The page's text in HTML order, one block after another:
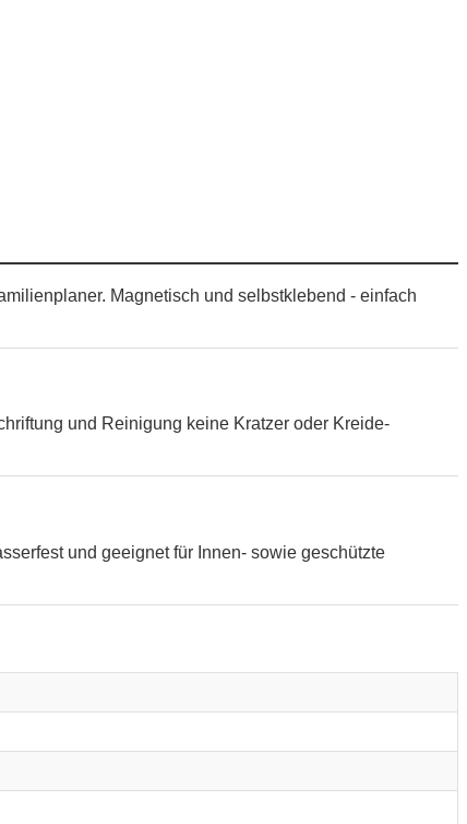
Magnetisch und selbstklebend - einfach
und Reinigung keine Kratzer oder Kreide-
und geeignet für Innen- sowie geschützte